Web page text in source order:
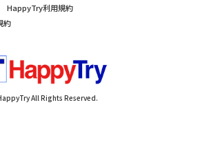
HappyTry利用規約
約
All Rights Reserved.